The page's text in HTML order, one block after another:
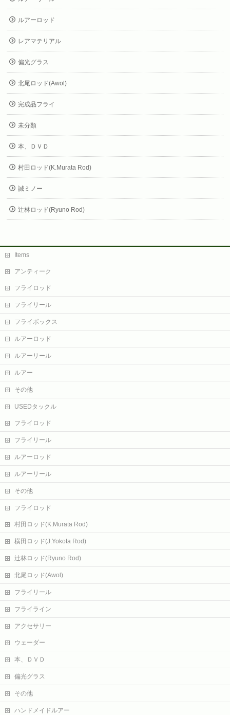
ルアーロッド
レアマテリアル
偏光グラス
北尾ロッド(Awol)
完成品フライ
未分類
本、ＤＶＤ
村田ロッド(K.Murata Rod)
誠ミノー
辻林ロッド(Ryuno Rod)
Items
アンティーク
フライロッド
フライリール
フライボックス
ルアーロッド
ルアーリール
ルアー
その他
USEDタックル
フライロッド
フライリール
ルアーロッド
ルアーリール
その他
フライロッド
村田ロッド(K.Murata Rod)
横田ロッド(J.Yokota Rod)
辻林ロッド(Ryuno Rod)
北尾ロッド(Awol)
フライリール
フライライン
アクセサリー
ウェーダー
本、ＤＶＤ
偏光グラス
その他
ハンドメイドルアー